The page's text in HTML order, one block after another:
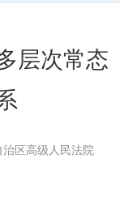
层次常态
治区高级人民法院